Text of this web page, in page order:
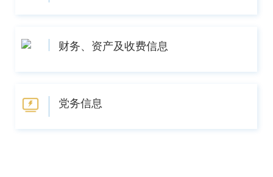
财务、资产及收费信息
党务信息